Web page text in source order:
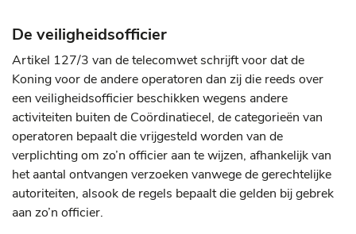
De veiligheidsofficier
Artikel 127/3 van de telecomwet schrijft voor dat de
Koning voor de andere operatoren dan zij die reeds over
een veiligheidsofficier beschikken wegens andere
activiteiten buiten de Coördinatiecel, de categorieën van
operatoren bepaalt die vrijgesteld worden van de
verplichting om zo’n officier aan te wijzen, afhankelijk van
het aantal ontvangen verzoeken vanwege de gerechtelijke
autoriteiten, alsook de regels bepaalt die gelden bij gebrek
aan zo’n officier.